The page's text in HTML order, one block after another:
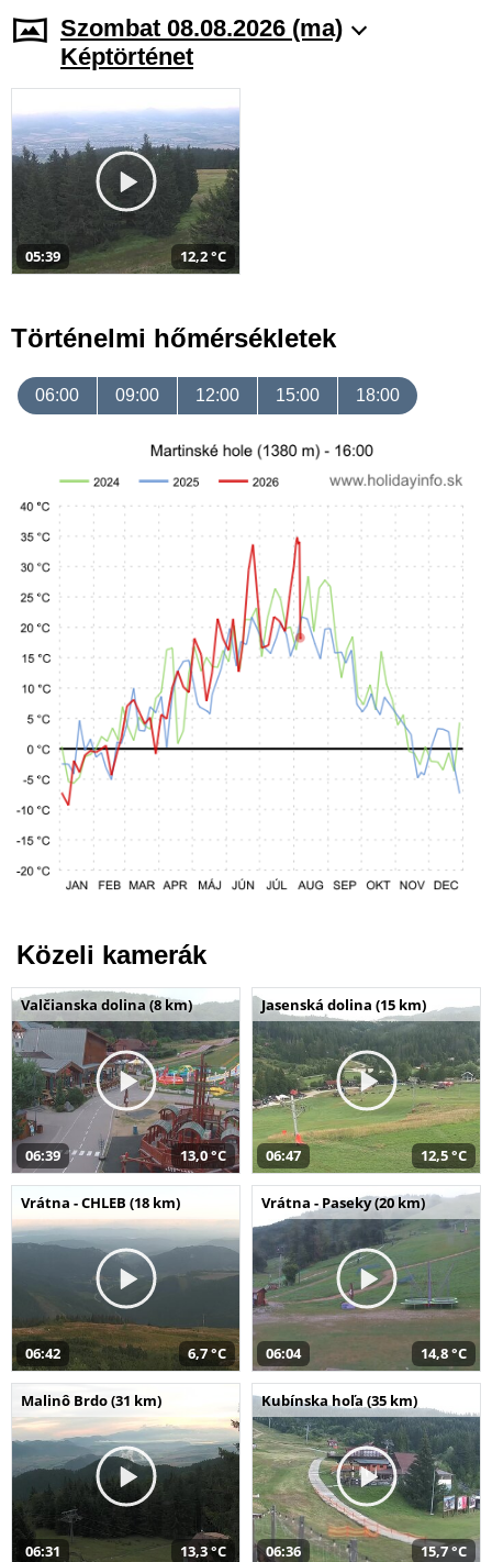
Szombat 08.08.2026 (ma)
Képtörténet
05:39 12,2 °C
Történelmi hőmérsékletek
06:00 09:00 12:00 15:00 18:00
Közeli kamerák
Valčianska dolina (8 km)
06:39 13,0 °C
Jasenská dolina (15 km)
06:47 12,5 °C
Vrátna - CHLEB (18 km)
06:42 6,7 °C
Vrátna - Paseky (20 km)
06:04 14,8 °C
Malinô Brdo (31 km)
06:31 13,3 °C
Kubínska hoľa (35 km)
06:36 15,7 °C